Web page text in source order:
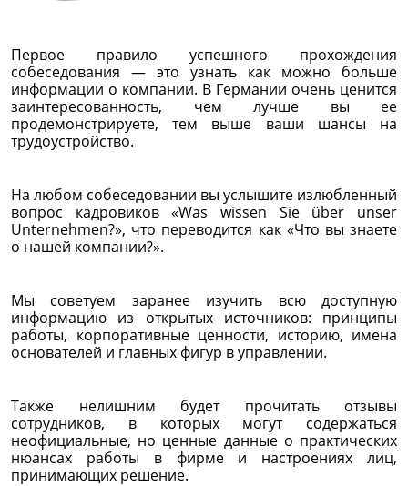
Первое правило успешного прохождения
собеседования — это узнать как можно больше
информации о компании. В Германии очень ценится
заинтересованность, чем лучше вы ее
продемонстрируете, тем выше ваши шансы на
трудоустройство.
На любом собеседовании вы услышите излюбленный
вопрос кадровиков «Was wissen Sie über unser
Unternehmen?», что переводится как «Что вы знаете
о нашей компании?».
Мы советуем заранее изучить всю доступную
информацию из открытых источников: принципы
работы, корпоративные ценности, историю, имена
основателей и главных фигур в управлении.
Также нелишним будет прочитать отзывы
сотрудников, в которых могут содержаться
неофициальные, но ценные данные о практических
нюансах работы в фирме и настроениях лиц,
принимающих решение.